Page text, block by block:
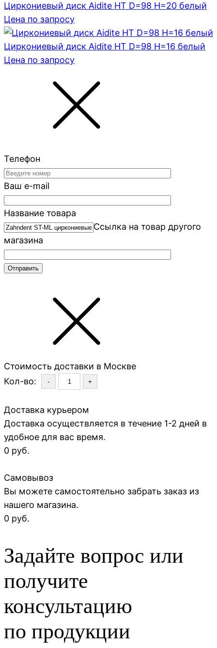
Циркониевый диск Aidite HT D=98 H=20 белый
Цена по запросу
Циркониевый диск Aidite HT D=98 H=16 белый
Цена по запросу
Телефон
Ваш e-mail
Название товара
Ссылка на товар другого
магазина
Стоимость доставки в Москве
Кол-во:
- +
Доставка курьером
Доставка осуществляется в течение 1-2 дней в
удобное для вас время.
0 руб.
Самовывоз
Вы можете самостоятельно забрать заказ из
нашего магазина.
0 руб.
Задайте вопрос или
получите
консультацию
по продукции